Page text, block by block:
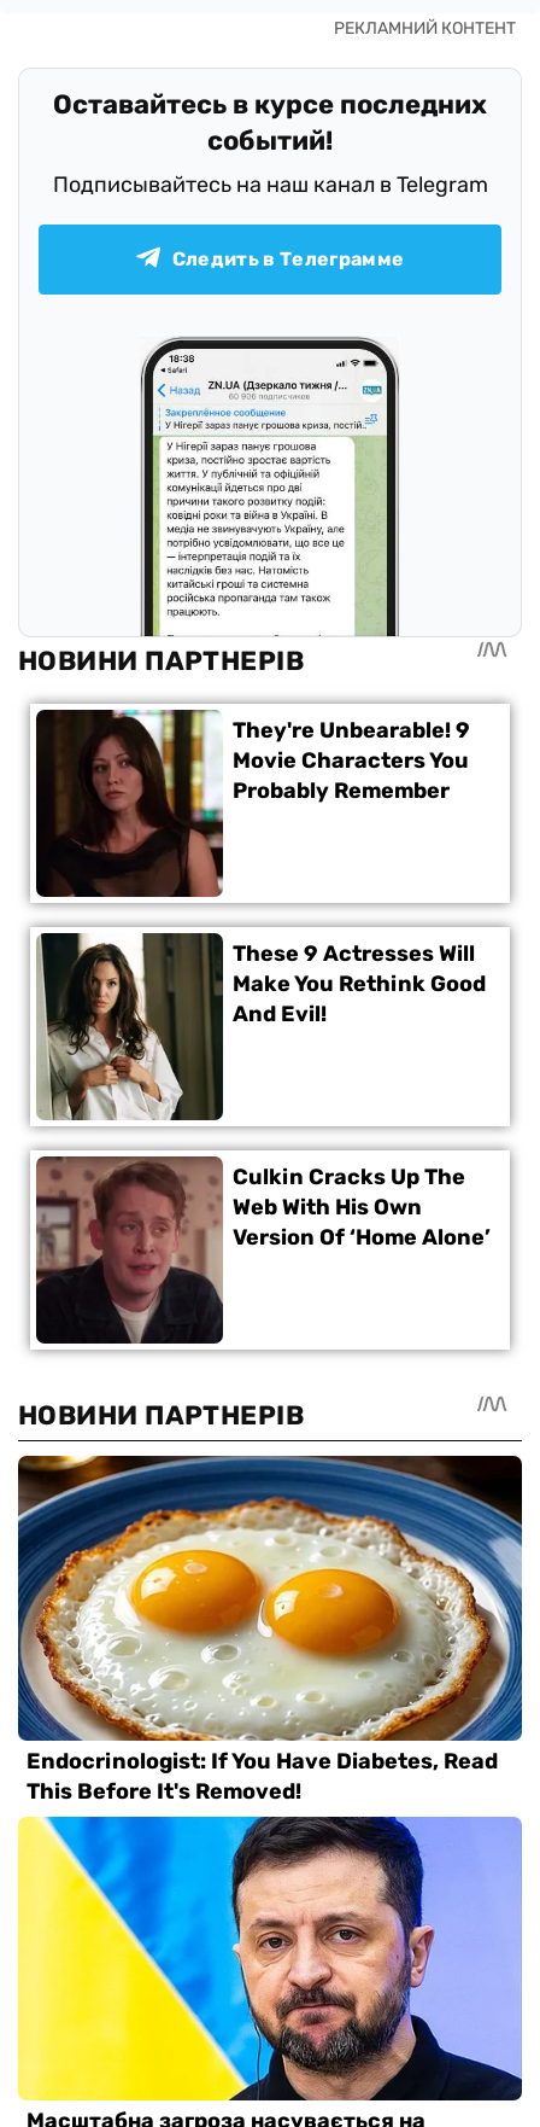
Оставайтесь в курсе последних
событий!
Подписывайтесь на наш канал в Telegram
Следить в Телеграмме